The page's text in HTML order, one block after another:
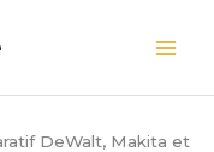
DeWalt, Makita et